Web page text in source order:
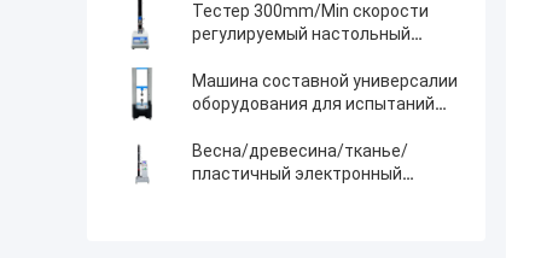
Тестер 300mm/Min скорости
регулируемый настольный
Машина составной универсалии
оборудования для испытаний
испытывая
Весна/древесина/тканье/
пластичный электронный